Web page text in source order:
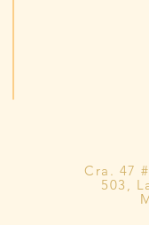
Cra. 47
503,